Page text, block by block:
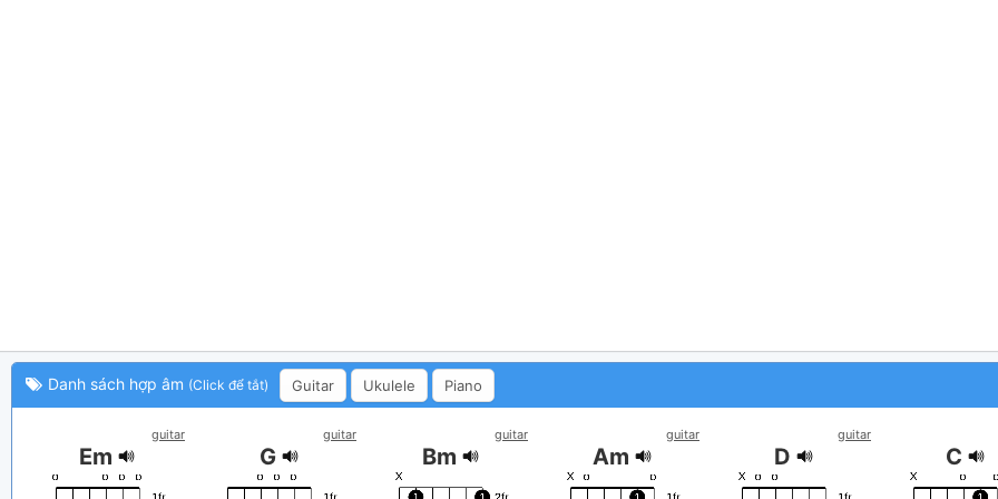
Danh sách hợp âm (Click để tắt) Guitar Ukulele Piano
guitar
Em
guitar
G
guitar
Bm
guitar
Am
guitar
D C